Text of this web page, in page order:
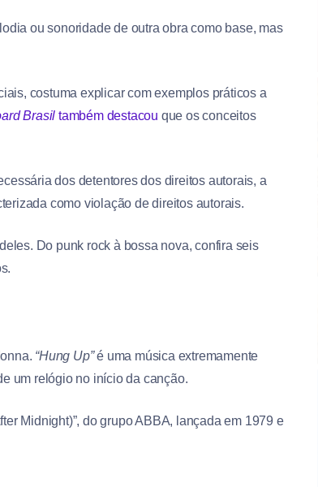
ou sonoridade de outra obra como base, mas
costuma explicar com exemplos práticos a
Brasil também destacou que os conceitos
dos detentores dos direitos autorais, a
como violação de direitos autorais.
Do punk rock à bossa nova, confira seis
“Hung Up”é uma música extremamente
um relógio no início da canção.
Midnight)”, do grupo ABBA, lançada em 1979 e